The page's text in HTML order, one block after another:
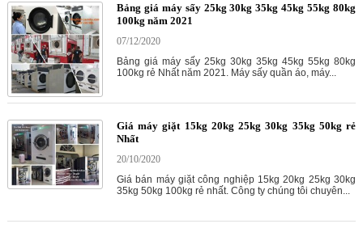
Bảng giá máy sấy 25kg 30kg 35kg 45kg 55kg 80kg
100kg năm 2021
07/12/2020
Bảng giá máy sấy 25kg 30kg 35kg 45kg 55kg 80kg
100kg rẻ Nhất năm 2021. Máy sấy quần áo, máy...
Giá máy giặt 15kg 20kg 25kg 30kg 35kg 50kg rẻ
Nhất
20/10/2020
Giá bán máy giặt công nghiệp 15kg 20kg 25kg 30kg
35kg 50kg 100kg rẻ nhất. Công ty chúng tôi chuyên...